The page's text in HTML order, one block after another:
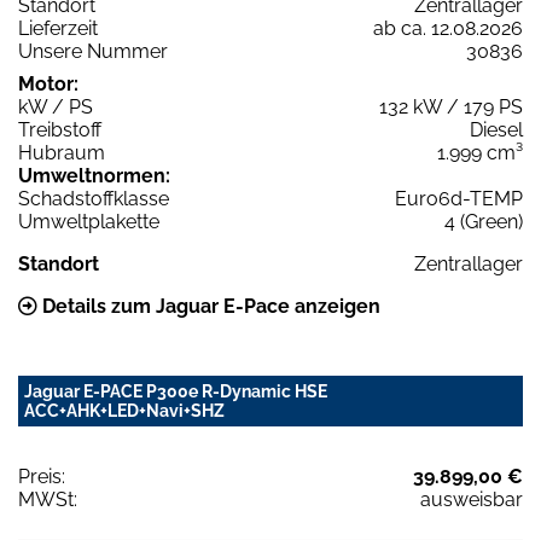
Standort
Zentrallager
Lieferzeit
ab ca. 12.08.2026
Unsere Nummer
30836
Motor:
kW / PS
132 kW / 179 PS
Treibstoff
Diesel
Hubraum
1.999 cm³
Umweltnormen:
Schadstoffklasse
Euro6d-TEMP
Umweltplakette
4 (Green)
Standort
Zentrallager
Details zum Jaguar E-Pace anzeigen
Jaguar E-PACE P300e R-Dynamic HSE
ACC+AHK+LED+Navi+SHZ
Preis:
39.899,00 €
MWSt:
ausweisbar